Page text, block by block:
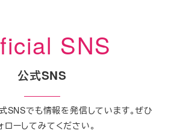
SNS
公式SNS
SNSでも情報を発信しています。ぜひ
ローしてみてください。